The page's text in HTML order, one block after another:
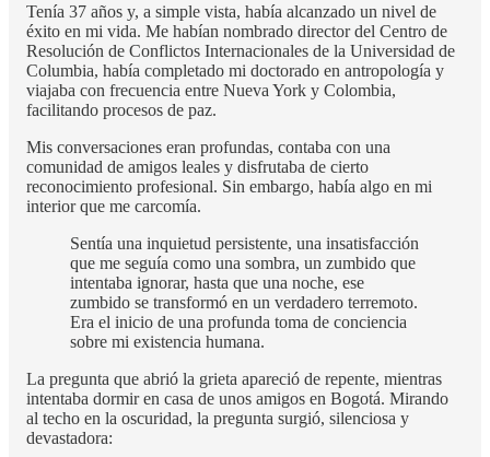
Tenía 37 años y, a simple vista, había alcanzado un nivel de
éxito en mi vida. Me habían nombrado director del Centro de
Resolución de Conflictos Internacionales de la Universidad de
Columbia, había completado mi doctorado en antropología y
viajaba con frecuencia entre Nueva York y Colombia,
facilitando procesos de paz.
Mis conversaciones eran profundas, contaba con una
comunidad de amigos leales y disfrutaba de cierto
reconocimiento profesional. Sin embargo, había algo en mi
interior que me carcomía.
Sentía una inquietud persistente, una insatisfacción
que me seguía como una sombra, un zumbido que
intentaba ignorar, hasta que una noche, ese
zumbido se transformó en un verdadero terremoto.
Era el inicio de una profunda toma de conciencia
sobre mi existencia humana.
La pregunta que abrió la grieta apareció de repente, mientras
intentaba dormir en casa de unos amigos en Bogotá. Mirando
al techo en la oscuridad, la pregunta surgió, silenciosa y
devastadora: